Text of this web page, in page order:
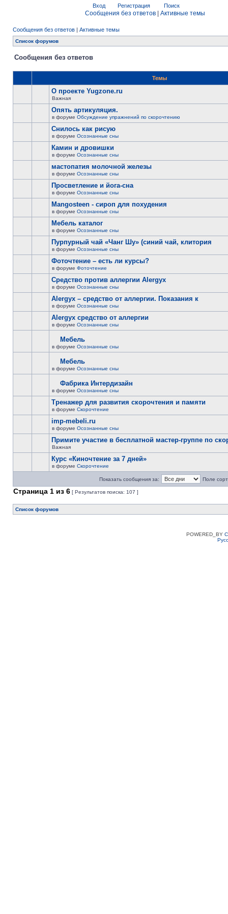
Вход Регистрация Поиск
Сообщения без ответов Активные темы
Сообщения без ответов | Активные темы
Список форумов
Сообщения без ответов
Темы
О проекте Yugzone.ru
Важная
Опять артикуляция.
в форуме Обсуждение упражнений по скорочтению
Снилось как рисую
в форуме Осознанные сны
Камин и дровишки
в форуме Осознанные сны
мастопатия молочной железы
в форуме Осознанные сны
Просветление и йога-сна
в форуме Осознанные сны
Mangosteen - сироп для похудения
в форуме Осознанные сны
Мебель каталог
в форуме Осознанные сны
Пурпурный чай «Чанг Шу» (синий чай, клитория
в форуме Осознанные сны
Фоточтение – есть ли курсы?
в форуме Фоточтение
Cредство против аллергии Alergyx
в форуме Осознанные сны
Alergyx – средство от аллергии. Показания к
в форуме Осознанные сны
Alergyx средство от аллергии
в форуме Осознанные сны
Мебель
в форуме Осознанные сны
Мебель
в форуме Осознанные сны
Фабрика Интердизайн
в форуме Осознанные сны
Тренажер для развития скорочтения и памяти
в форуме Скорочтение
imp-mebeli.ru
в форуме Осознанные сны
Примите участие в бесплатной мастер-группе по
Важная
Курс «Киночтение за 7 дней»
в форуме Скорочтение
Показать сообщения за: Поле
Страница 1 из 6 [ Результатов поиска: 107 ]
Список форумов
POWERED_BY